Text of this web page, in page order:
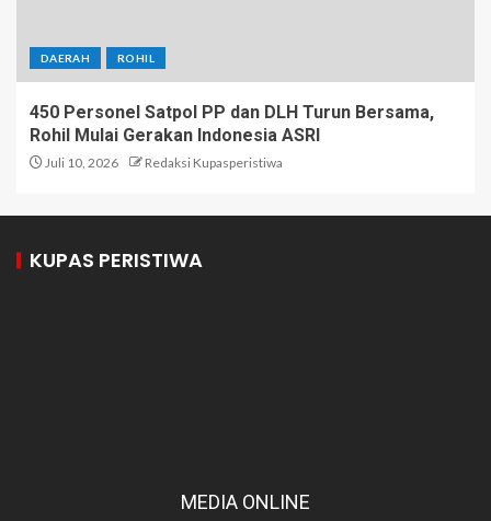
DAERAH ROHIL
450 Personel Satpol PP dan DLH Turun Bersama,
Rohil Mulai Gerakan Indonesia ASRI
Juli 10, 2026 Redaksi Kupasperistiwa
KUPAS PERISTIWA
MEDIA ONLINE